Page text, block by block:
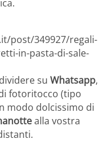
post/349927/regali-
in-pasta-di-sale-
su Whatsapp,
fotoritocco (tipo
modo dolcissimo di
alla vostra